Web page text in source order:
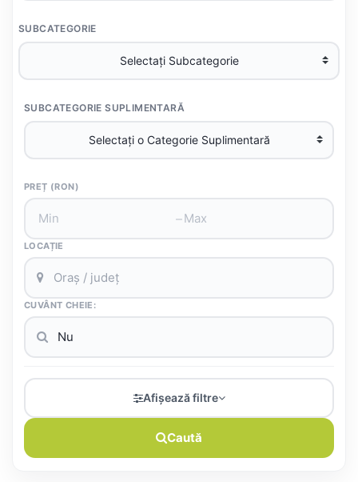
SUBCATEGORIE
SUBCATEGORIE SUPLIMENTARĂ
PREȚ (RON)
–
LOCAȚIE
CUVÂNT CHEIE:
Afișează filtre
Caută